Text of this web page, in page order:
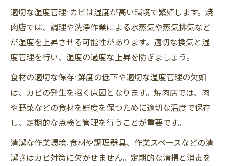
適切な湿度管理: カビは湿度が高い環境で繁殖します。焼
肉店では、調理や洗浄作業による水蒸気や蒸気排気など
が湿度を上昇させる可能性があります。適切な換気と湿
度管理を行い、湿度の過度な上昇を防ぎましょう。
食材の適切な保存: 鮮度の低下や適切な温度管理の欠如
は、カビの発生を招く原因となります。焼肉店では、肉
や野菜などの食材を鮮度を保つために適切な温度で保存
し、定期的な点検と管理を行うことが重要です。
清潔な作業環境: 食材や調理器具、作業スペースなどの清
潔さはカビ対策に欠かせません。定期的な清掃と消毒を